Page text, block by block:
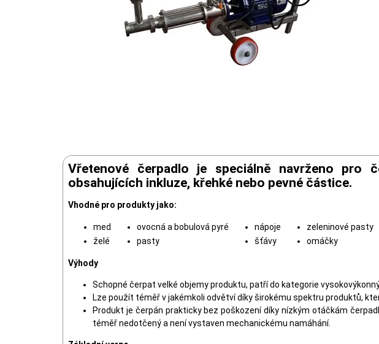
Vřetenové čerpadlo je speciálně navrženo pro
obsahujících inkluze, křehké nebo pevné částice.
Vhodné pro produkty jako:
med ovocná a bobulová pyré nápoje zeleninové pasty
želé
pasty šťávy omáčky
Výhody
Schopné čerpat velké objemy produktu, patří do kategorie
Lze použít téměř v jakémkoli odvětví díky širokému spektru produktů,
Produkt je čerpán prakticky bez poškození díky nízkým otáčkám
téměř nedotčený a není vystaven mechanickému namáhání.